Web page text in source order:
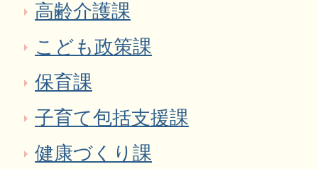
高齢介護課
こども政策課
保育課
子育て包括支援課
健康づくり課